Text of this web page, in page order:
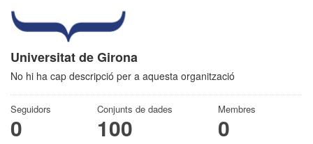
Universitat de Girona
No hi ha cap descripció per a aquesta organització
Seguidors
0
Conjunts de dades
100
Membres
0